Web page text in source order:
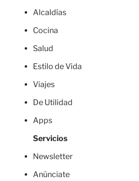
Alcaldías
Cocina
Salud
Estilo de Vida
Viajes
De Utilidad
Apps
Servicios
Newsletter
Anúnciate